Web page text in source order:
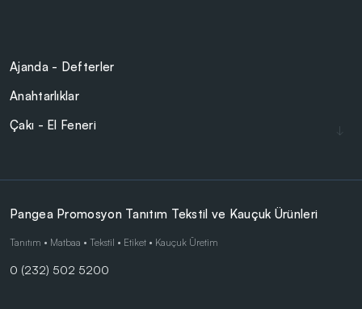
Ajanda - Defterler
Anahtarlıklar
Çakı - El Feneri
Cam Ürünler
Çanta - Cüzdan
Çocuk Ürünleri
Doğa Dostu Ürünler
Pangea Promosyon Tanıtım Tekstil ve Kauçuk Ürünleri
Tanıtım • Matbaa • Tekstil • Etiket • Kauçuk Üretim
0 (232) 502 5200